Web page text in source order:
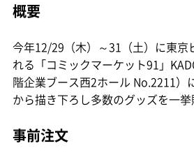
概要
今年12/29（木）～31（土）に東京
れる「コミックマーケット91」
階企業ブース西2ホール No.2211）
から描き下ろし多数のグッズを一挙
事前注文